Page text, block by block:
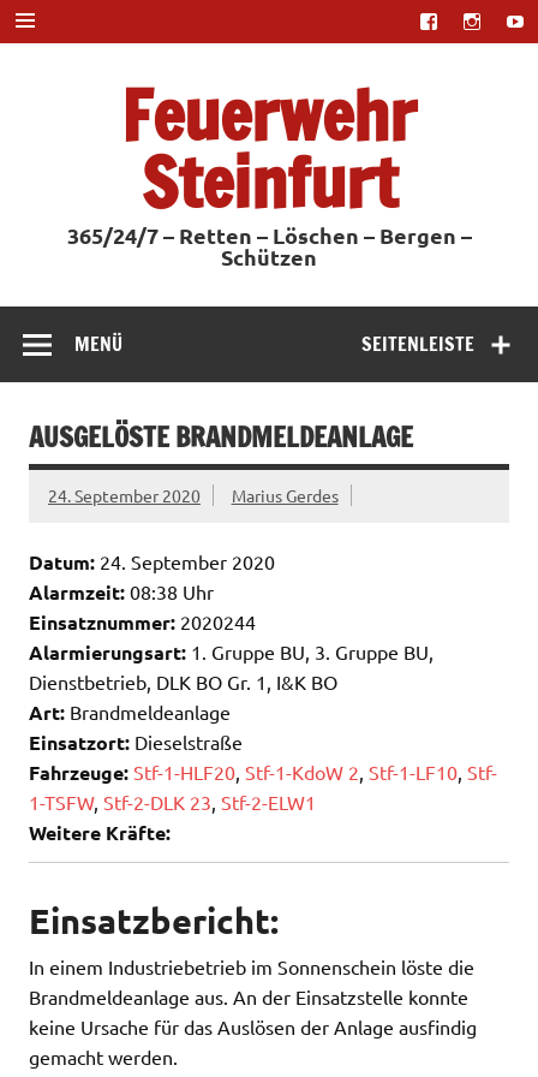
Zum
Inhalt
springen
Feuerwehr
Steinfurt
365/24/7 – Retten – Löschen – Bergen –
Schützen
SEITENLEISTE
MENÜ
AUSGELÖSTE BRANDMELDEANLAGE
24. September 2020 Marius Gerdes
Datum: 24. September 2020
Alarmzeit: 08:38 Uhr
Einsatznummer: 2020244
Alarmierungsart: 1. Gruppe BU, 3. Gruppe BU,
Dienstbetrieb, DLK BO Gr. 1, I&K BO
Art: Brandmeldeanlage
Einsatzort: Dieselstraße
Fahrzeuge: Stf-1-HLF20 Stf-1-KdoW 2 Stf-1-LF10 Stf-
1-TSFW, Stf-2-DLK 23 Stf-2-ELW1
Weitere Kräfte:
Einsatzbericht:
In einem Industriebetrieb im Sonnenschein löste die
Brandmeldeanlage aus. An der Einsatzstelle konnte
keine Ursache für das Auslösen der Anlage ausfindig
gemacht werden.